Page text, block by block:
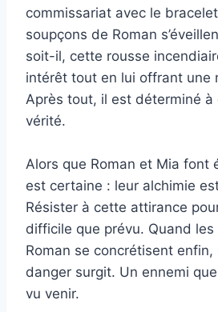
commissariat avec le
soupçons de Roman
soit-il, cette rousse
intérêt tout en lui offrant une
Après tout, il est déterminé à
vérité.
Alors que Roman et Mia font
est certaine : leur alchimie
Résister à cette attirance
difficile que prévu. Quand
Roman se concrétisent enfin,
danger surgit. Un ennemi que
vu venir.